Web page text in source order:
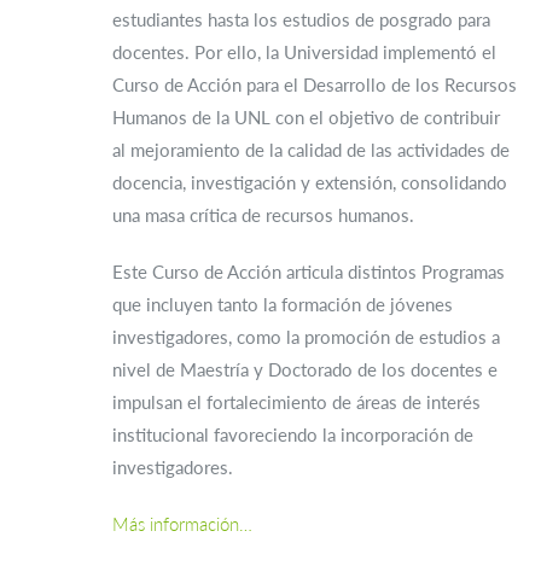
estudiantes hasta los estudios de posgrado para
docentes. Por ello, la Universidad implementó el
Curso de Acción para el Desarrollo de los Recursos
Humanos de la UNL con el objetivo de contribuir
al mejoramiento de la calidad de las actividades de
docencia, investigación y extensión, consolidando
una masa crítica de recursos humanos.
Este Curso de Acción articula distintos Programas
que incluyen tanto la formación de jóvenes
investigadores, como la promoción de estudios a
nivel de Maestría y Doctorado de los docentes e
impulsan el fortalecimiento de áreas de interés
institucional favoreciendo la incorporación de
investigadores.
Más información…